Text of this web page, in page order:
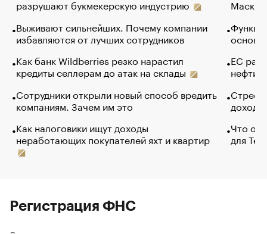
разрушают букмекерскую индустрию
Выживают сильнейших. Почему компании
избавляются от лучших сотрудников
Как банк Wildberries резко нарастил
кредиты селлерам до атак на склады
Сотрудники открыли новый способ вредить
компаниям. Зачем им это
Как налоговики ищут доходы
неработающих покупателей яхт и квартир
Маск в
основ
ЕС
нефти
Что
для
Регистрация ФНС